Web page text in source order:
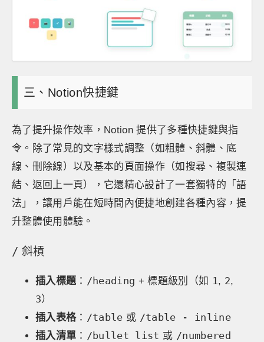
三、Notion快捷鍵
為了提升操作效率，Notion 提供了多種快捷鍵與指
令。除了常見的文字樣式調整（如粗體、斜體、底
線、刪除線）以及基本的頁面操作（如搜尋、複製連
結、返回上一頁），它還精心設計了一套獨特的「語
法」，讓用戶能在短時間內便捷地創建各種內容，提
升整體使用體驗。
/ 斜槓
插入標題： /heading + 標題級別（如 1 , 2,
3）
插入表格： /table 或 /table - inline
插入清單 ： /bullet list 或 /numbered